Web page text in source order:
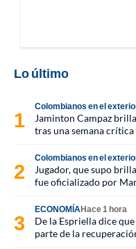
Lo último
Colombianos en el
Jaminton Campaz
tras una semana crítica
Colombianos en el
Jugador, que supo
fue oficializado por
ECONOMÍAHace 1 hora
De la Espriella dice
parte de la